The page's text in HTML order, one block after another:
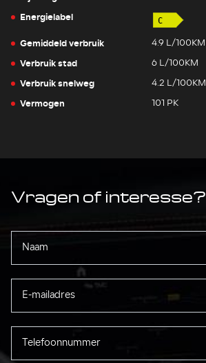
Energielabel
Gemiddeld verbruik
4.9 L/100KM
Verbruik stad 6 L/100KM
Verbruik snelweg 4.2 L/100KM
Vermogen 101 PK
Vragen of interesse?